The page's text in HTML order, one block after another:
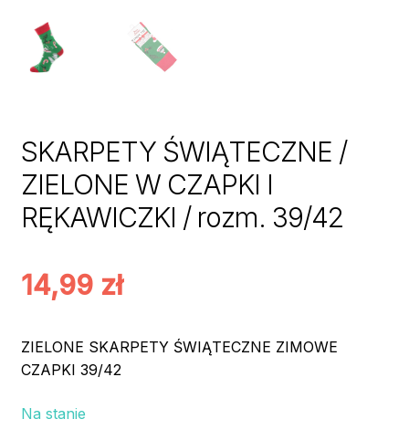
SKARPETY ŚWIĄTECZNE /
ZIELONE W CZAPKI I
RĘKAWICZKI / rozm. 39/42
14,99 zł
ZIELONE SKARPETY ŚWIĄTECZNE ZIMOWE
CZAPKI 39/42
Na stanie